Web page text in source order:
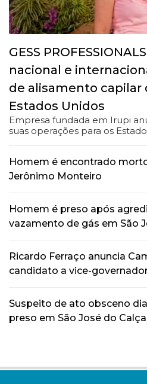
GESS
nacional e
de alisamento capilar
Estados Unidos
Empresa fundada em Irupi
suas operações para os
Homem é encontrado
Jerônimo Monteiro
Homem é preso após
vazamento de gás em São
Ricardo Ferraço anuncia
candidato a vice-
Suspeito de ato obsceno
preso em São José do